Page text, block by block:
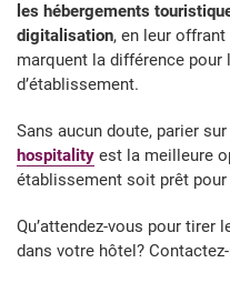
les hébergements
digitalisation, en leur
marquent la différence pour
d’établissement.
Sans aucun doute, parier
hospitality est la meilleure
établissement soit prêt pour
Qu’attendez-vous pour
dans votre hôtel?